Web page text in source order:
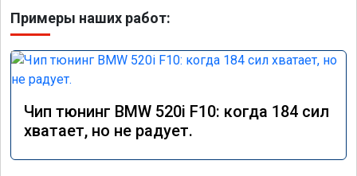
Примеры наших работ:
Чип тюнинг BMW 520i F10: когда 184 сил
хватает, но не радует.